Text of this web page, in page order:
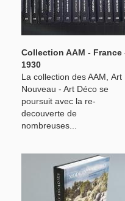
Collection AAM - France
1930
La collection des AAM, Art
Nouveau - Art Déco se
poursuit avec la re-
decouverte de
nombreuses...